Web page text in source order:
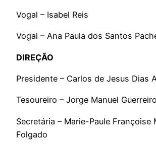
Vogal – Isabel Reis
Vogal – Ana Paula dos Santos
DIREÇÃO
Presidente – Carlos de Jesus Dias
Tesoureiro – Jorge Manuel
Secretária – Marie-Paule Françoise
Folgado